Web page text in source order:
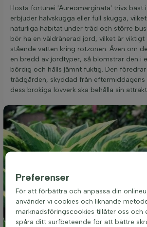
Hosta fortunei 'Aureomarginata' trivs bäst
erbjuder halvskugga eller full skugga,
naturliga habitat under träd och större
bör ha en väldränerad jord, vilket är
stående vatten kring rotzonen. Även om
en bredd av jordtyper, så blomstrar den i
bördig och hålls jämnt fuktig. Den
trädgården, skyddad från
dess brokiga lövverk ska behålla sin
Preferenser
För att förbättra och anpassa din
använder vi cookies och liknande
marknadsföringscookies tillåter oss och
spåra ditt surfbeteende för att bättre